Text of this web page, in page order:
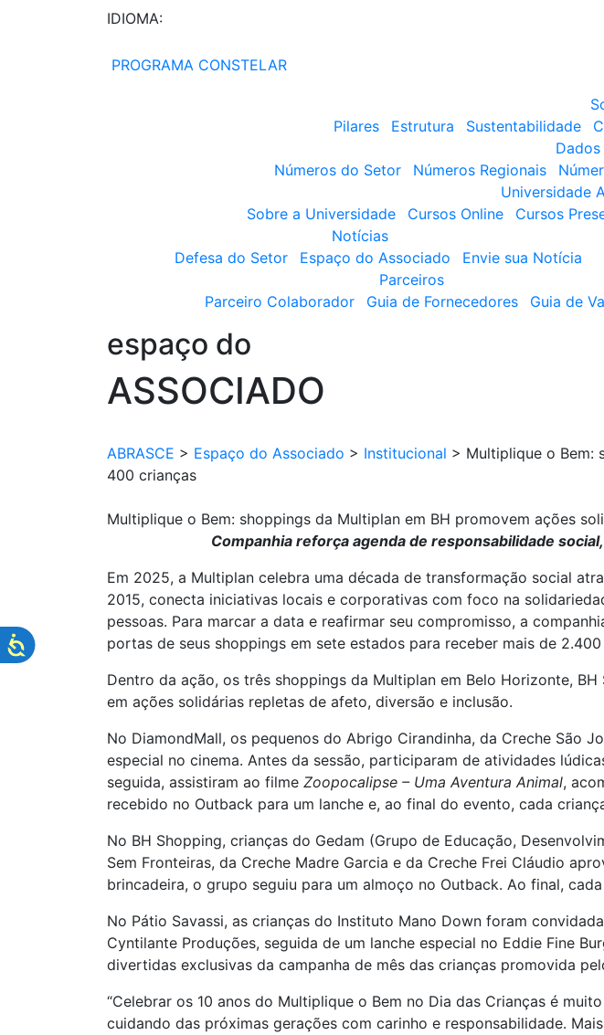
IDIOMA:
PROGRAMA CONSTELAR
Pilares
Estrutura Sustentabilidade
Números do Setor
Números Regionais
Universidade
Sobre a Universidade
Cursos Online Cursos
Notícias
Defesa do Setor
Espaço do Associado Envie sua Notícia
Parceiros
Parceiro Colaborador
Guia de Fornecedores Guia de
espaço do
ASSOCIADO
ABRASCE > Espaço do Associado > Institucional > Multiplique o Bem:
400 crianças
Multiplique o Bem: shoppings da Multiplan em BH promovem ações
Companhia reforça agenda de responsabilidade
Em 2025, a Multiplan celebra uma década de transformação social
2015, conecta iniciativas locais e corporativas com foco na
pessoas. Para marcar a data e reafirmar seu compromisso, a
portas de seus shoppings em sete estados para receber mais de
Dentro da ação, os três shoppings da Multiplan em Belo Horizonte,
em ações solidárias repletas de afeto, diversão e inclusão.
No DiamondMall, os pequenos do Abrigo Cirandinha, da Creche São
especial no cinema. Antes da sessão, participaram de atividades
seguida, assistiram ao filme Zoopocalipse – Uma Aventura Animal,
recebido no Outback para um lanche e, ao final do evento, cada
No BH Shopping, crianças do Gedam (Grupo de Educação,
Sem Fronteiras, da Creche Madre Garcia e da Creche Frei Cláudio
brincadeira, o grupo seguiu para um almoço no Outback. Ao final,
No Pátio Savassi, as crianças do Instituto Mano Down foram
Cyntilante Produções, seguida de um lanche especial no Eddie Fine
divertidas exclusivas da campanha de mês das crianças promovida
“Celebrar os 10 anos do Multiplique o Bem no Dia das Crianças é
cuidando das próximas gerações com carinho e responsabilidade.